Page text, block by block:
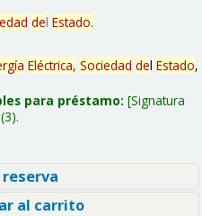
del Estado.
Eléctrica, Sociedad del Estado,
para préstamo: Signatura
(3).
al carrito